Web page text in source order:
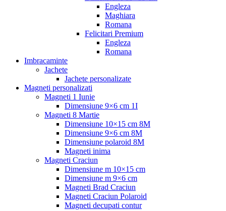
Engleza
Maghiara
Romana
Felicitari Premium
Engleza
Romana
Imbracaminte
Jachete
Jachete personalizate
Magneti personalizati
Magneti 1 Iunie
Dimensiune 9×6 cm 1I
Magneti 8 Martie
Dimensiune 10×15 cm 8M
Dimensiune 9×6 cm 8M
Dimensiune polaroid 8M
Magneti inima
Magneti Craciun
Dimensiune m 10×15 cm
Dimensiune m 9×6 cm
Magneti Brad Craciun
Magneti Craciun Polaroid
Magneti decupati contur